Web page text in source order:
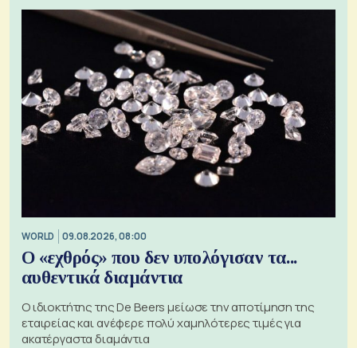
WORLD 09.08.2026, 08:00
Ο «εχθρός» που δεν υπολόγισαν τα...
αυθεντικά διαμάντια
Ο ιδιοκτήτης της De Beers μείωσε την αποτίμηση της
εταιρείας και ανέφερε πολύ χαμηλότερες τιμές για
ακατέργαστα διαμάντια